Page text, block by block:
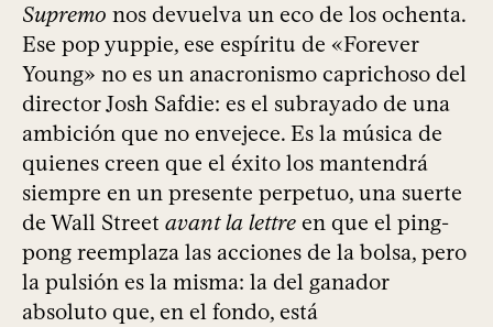
Supremo nos devuelva un eco de los ochenta.
Ese pop yuppie, ese espíritu de «Forever
Young» no es un anacronismo caprichoso del
director Josh Safdie: es el subrayado de una
ambición que no envejece. Es la música de
quienes creen que el éxito los mantendrá
siempre en un presente perpetuo, una suerte
de Wall Street avant la lettre en que el ping-
pong reemplaza las acciones de la bolsa, pero
la pulsión es la misma: la del ganador
absoluto que, en el fondo, está